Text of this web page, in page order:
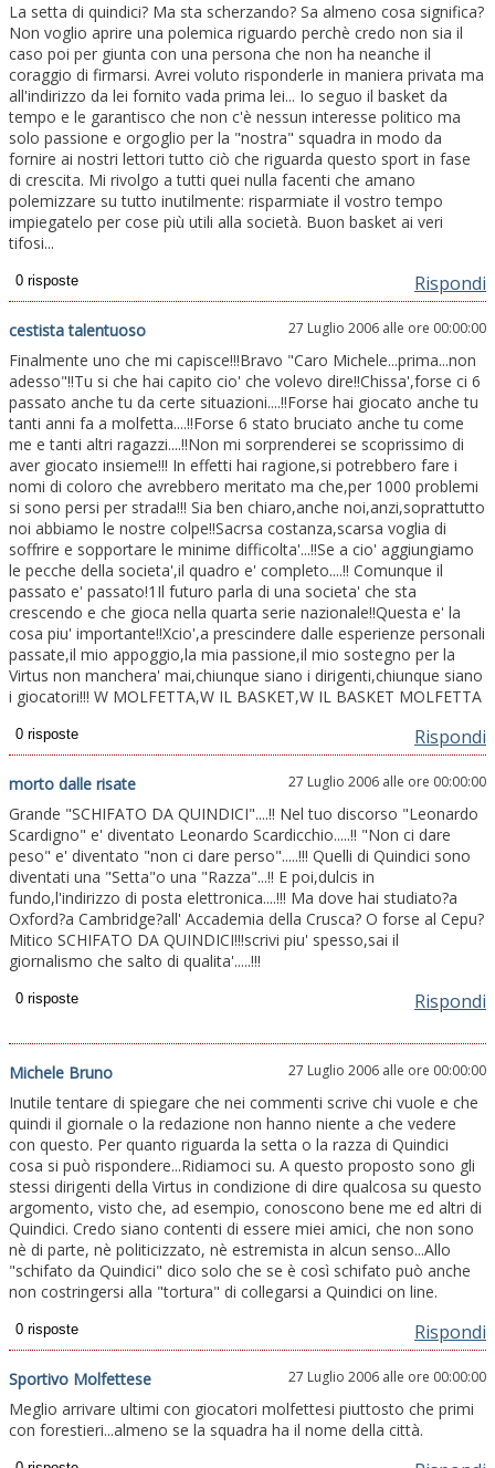
La setta di quindici? Ma sta scherzando? Sa almeno cosa significa?
Non voglio aprire una polemica riguardo perchè credo non sia il
caso poi per giunta con una persona che non ha neanche il
coraggio di firmarsi. Avrei voluto risponderle in maniera privata ma
all'indirizzo da lei fornito vada prima lei... Io seguo il basket da
tempo e le garantisco che non c'è nessun interesse politico ma
solo passione e orgoglio per la "nostra" squadra in modo da
fornire ai nostri lettori tutto ciò che riguarda questo sport in fase
di crescita. Mi rivolgo a tutti quei nulla facenti che amano
polemizzare su tutto inutilmente: risparmiate il vostro tempo
impiegatelo per cose più utili alla società. Buon basket ai veri
tifosi...
Rispondi
cestista talentuoso 27 Luglio 2006 alle ore 00:00:00
Finalmente uno che mi capisce!!!Bravo "Caro Michele...prima...non
adesso"!!Tu si che hai capito cio' che volevo dire!!Chissa',forse ci 6
passato anche tu da certe situazioni....!!Forse hai giocato anche tu
tanti anni fa a molfetta....!!Forse 6 stato bruciato anche tu come
me e tanti altri ragazzi....!!Non mi sorprenderei se scoprissimo di
aver giocato insieme!!! In effetti hai ragione,si potrebbero fare i
nomi di coloro che avrebbero meritato ma che,per 1000 problemi
si sono persi per strada!!! Sia ben chiaro,anche noi,anzi,soprattutto
noi abbiamo le nostre colpe!!Sacrsa costanza,scarsa voglia di
soffrire e sopportare le minime difficolta'...!!Se a cio' aggiungiamo
le pecche della societa',il quadro e' completo....!! Comunque il
passato e' passato!1Il futuro parla di una societa' che sta
crescendo e che gioca nella quarta serie nazionale!!Questa e' la
cosa piu' importante!!Xcio',a prescindere dalle esperienze personali
passate,il mio appoggio,la mia passione,il mio sostegno per la
Virtus non manchera' mai,chiunque siano i dirigenti,chiunque siano
i giocatori!!! W MOLFETTA,W IL BASKET,W IL BASKET MOLFETTA
Rispondi
morto dalle risate 27 Luglio 2006 alle ore 00:00:00
Grande "SCHIFATO DA QUINDICI"....!! Nel tuo discorso "Leonardo
Scardigno" e' diventato Leonardo Scardicchio.....!! "Non ci dare
peso" e' diventato "non ci dare perso".....!!! Quelli di Quindici sono
diventati una "Setta"o una "Razza"...!! E poi,dulcis in
fundo,l'indirizzo di posta elettronica....!!! Ma dove hai studiato?a
Oxford?a Cambridge?all' Accademia della Crusca? O forse al Cepu?
Mitico SCHIFATO DA QUINDICI!!!scrivi piu' spesso,sai il
giornalismo che salto di qualita'.....!!!
Rispondi
Michele Bruno 27 Luglio 2006 alle ore 00:00:00
Inutile tentare di spiegare che nei commenti scrive chi vuole e che
quindi il giornale o la redazione non hanno niente a che vedere
con questo. Per quanto riguarda la setta o la razza di Quindici
cosa si può rispondere...Ridiamoci su. A questo proposto sono gli
stessi dirigenti della Virtus in condizione di dire qualcosa su questo
argomento, visto che, ad esempio, conoscono bene me ed altri di
Quindici. Credo siano contenti di essere miei amici, che non sono
nè di parte, nè politicizzato, nè estremista in alcun senso...Allo
"schifato da Quindici" dico solo che se è così schifato può anche
non costringersi alla "tortura" di collegarsi a Quindici on line.
Rispondi
Sportivo Molfettese 27 Luglio 2006 alle ore 00:00:00
Meglio arrivare ultimi con giocatori molfettesi piuttosto che primi
con forestieri...almeno se la squadra ha il nome della città.